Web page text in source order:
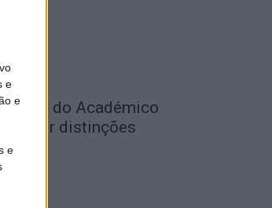
e
e
e
do Académico
exibir distinções